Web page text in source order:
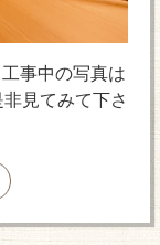
事中の写真は
見てみて下さ